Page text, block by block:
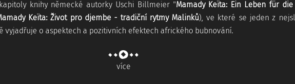
knihy německé autorky Uschi Billmeier "Mamady Keïta: Ein Leben für
Keïta: Život pro djembe - tradiční rytmy Malinků), ve které se jeden z
vyjadřuje o aspektech a pozitivních efektech afrického bubnování.
více